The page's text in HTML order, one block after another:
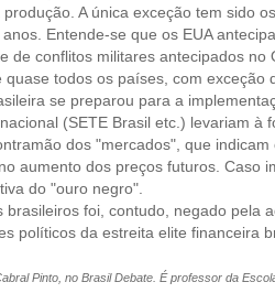
A única exceção tem sido
Entende-se que os EUA
de conflitos militares antecipados
quase todos os países, com
se preparou para a
(SETE Brasil etc.) levariam à
dos "mercados", que
aumento dos preços futuros. Caso
do "ouro negro".
brasileiros foi, contudo, negado pela
políticos da estreita elite financeira
Pinto, no Brasil Debate. É professor da